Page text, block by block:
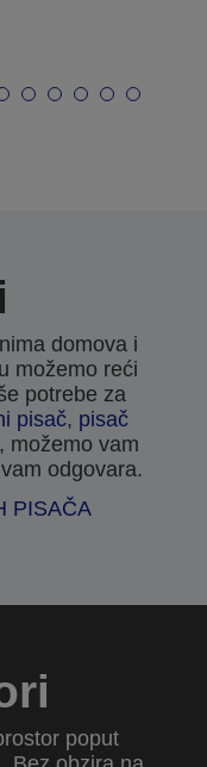
domova i
možemo reći
potrebe za
pisač, pisač
možemo vam
odgovara.
PISAČA
poput